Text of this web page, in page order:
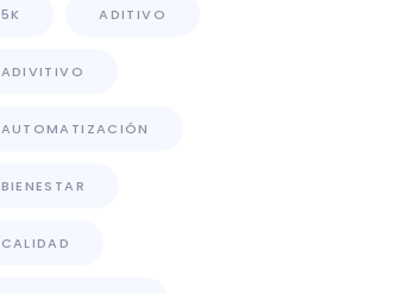
5K ADITIVO
ADIVITIVO
AUTOMATIZACIÓN
BIENESTAR
CALIDAD